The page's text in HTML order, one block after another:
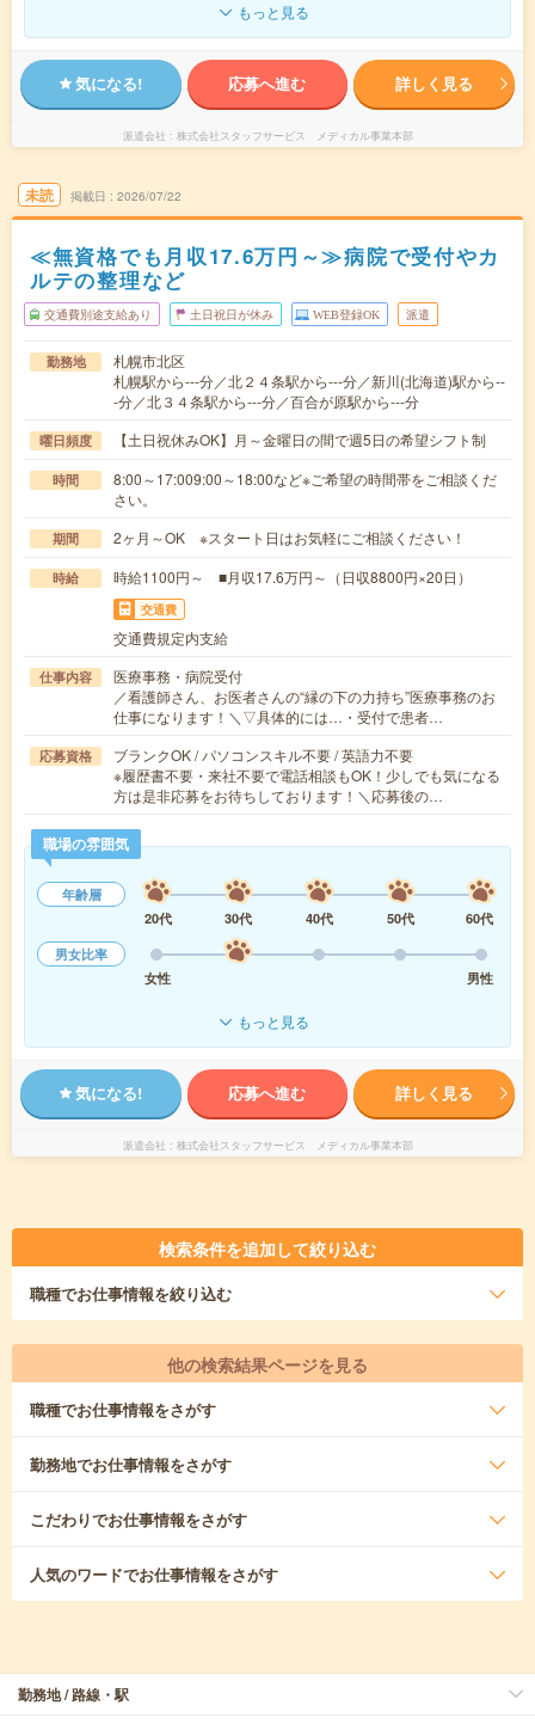
もっと見る
気になる! 応募へ進む 詳しく見る
派遣会社 株式会社スタッフサービス メディカル事業本部
未読 掲載日 2026/07/22
≪無資格でも月収17.6万円～≫病院で受付やカ
ルテの整理など
交通費別途支給あり 土日祝日が休み WEB登録OK 派遣
勤務地
札幌市北区
札幌駅から---分／北２４条駅から---分／新川(北海道)駅から--
-分／北３４条駅から---分／百合が原駅から---分
曜日頻度 【土日祝休みOK】月～金曜日の間で週5日の希望シフト制
時間
8:00～17:009:00～18:00など※ご希望の時間帯をご相談くだ
さい。
期間 2ヶ月～OK ※スタート日はお気軽にご相談ください！
時給 時給1100円～ ■月収17.6万円～（日収8800円×20日）
交通費
交通費規定内支給
仕事内容
医療事務・病院受付
／看護師さん、お医者さんの“縁の下の力持ち”医療事務のお
仕事になります！＼▽具体的には…・受付で患者…
応募資格
ブランクOK / パソコンスキル不要 / 英語力不要
※履歴書不要・来社不要で電話相談もOK！少しでも気になる
方は是非応募をお待ちしております！＼応募後の…
職場の雰囲気
年齢層
20代
30代 40代 50代
60代
男女比率
女性
男性
もっと見る
気になる! 応募へ進む 詳しく見る
派遣会社 株式会社スタッフサービス メディカル事業本部
検索条件を追加して絞り込む
職種でお仕事情報を絞り込む
他の検索結果ページを見る
職種でお仕事情報をさがす
勤務地でお仕事情報をさがす
こだわりでお仕事情報をさがす
人気のワードでお仕事情報をさがす
勤務地 / 路線・駅